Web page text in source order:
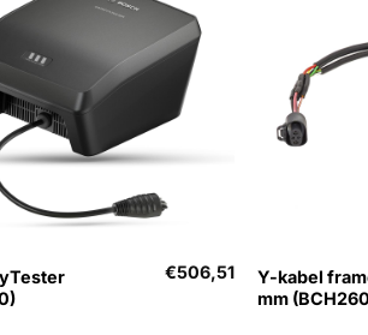
€506,51
Y-kabel
mm